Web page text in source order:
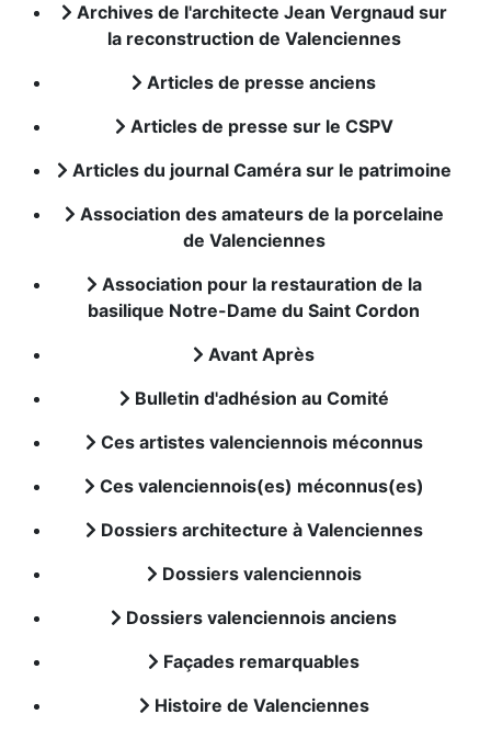
Archives de l'architecte Jean Vergnaud sur
la reconstruction de Valenciennes
Articles de presse anciens
Articles de presse sur le CSPV
Articles du journal Caméra sur le patrimoine
Association des amateurs de la porcelaine
de Valenciennes
Association pour la restauration de la
basilique Notre-Dame du Saint Cordon
Avant Après
Bulletin d'adhésion au Comité
Ces artistes valenciennois méconnus
Ces valenciennois(es) méconnus(es)
Dossiers architecture à Valenciennes
Dossiers valenciennois
Dossiers valenciennois anciens
Façades remarquables
Histoire de Valenciennes